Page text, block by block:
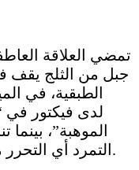
تمضي العلاقة
جبل من الثلج يقف
الطبقية، في
لدى فيكتور في
الموهبة”، بينما
التمرد أي التحرر من كل قيد حتى لو كان قيد الحب.